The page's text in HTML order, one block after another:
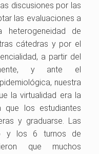
discusiones por las
las evaluaciones a
de
cátedras y por el
a partir del
y ante el
nuestra
la virtualidad era la
que los estudiantes
y graduarse. Las
y los 6 turnos de
que muchos